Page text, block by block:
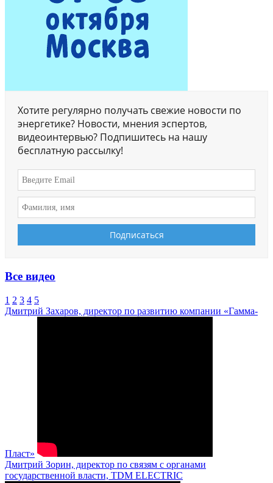
Хотите регулярно получать свежие новости по
энергетике? Новости, мнения эспертов,
видеоинтервью? Подпишитесь на нашу
бесплатную рассылку!
Все видео
1 2 3 4 5
Дмитрий Захаров, директор по развитию компании «Гамма-
Пласт»
Дмитрий Зорин, директор по связям с органами
государственной власти, TDM ELECTRIC